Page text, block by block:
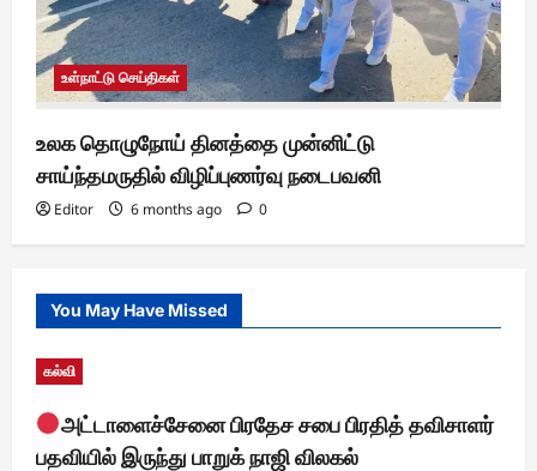
உள்நாட்டு செய்திகள்
உலக தொழுநோய் தினத்தை முன்னிட்டு
சாய்ந்தமருதில் விழிப்புணர்வு நடைபவனி
Editor 6 months ago 0
You May Have Missed
கல்வி
அட்டாளைச்சேனை பிரதேச சபை பிரதித் தவிசாளர்
பதவியில் இருந்து பாறுக் நாஜி விலகல்